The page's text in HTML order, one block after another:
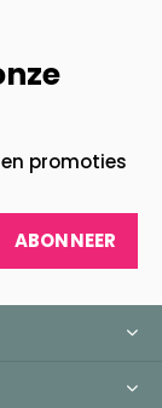
promoties
ABONNEER